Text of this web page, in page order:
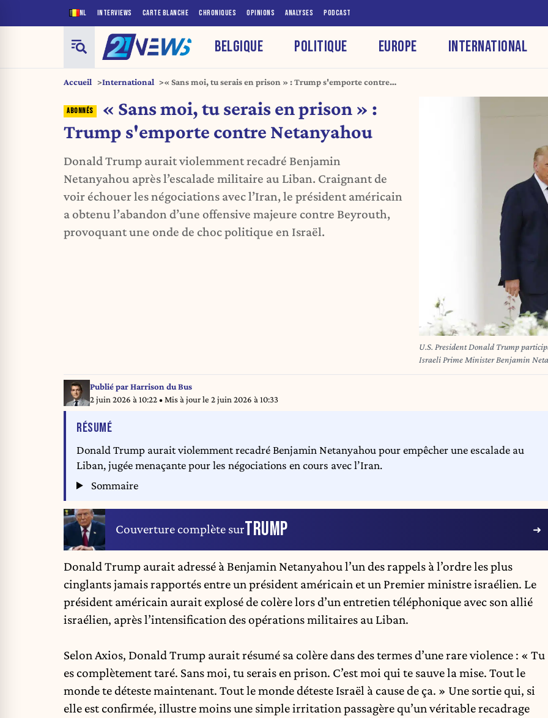
NL INTERVIEWS CARTE BLANCHE CHRONIQUES OPINIONS ANALYSES PODCAST
BELGIQUE POLITIQUE EUROPE INTERNATIONAL
Accueil International
« Sans moi, tu serais en prison » : Trump s'emporte contre
« Sans moi, tu serais en prison » :
Trump s'emporte contre Netanyahou
Donald Trump aurait violemment recadré Benjamin
Netanyahou après l’escalade militaire au Liban. Craignant de
voir échouer les négociations avec l’Iran, le président américain
a obtenu l’abandon d’une offensive majeure contre Beyrouth,
provoquant une onde de choc politique en Israël.
U.S. President Donald Trump
Israeli Prime Minister Benjamin
International Cooperation, Sheikh
Publié parHarrison du Bus
2 juin 2026 à 10:22• Mis à jour le 2 juin 2026 à 10:33
RÉSUMÉDE L'ARTICLE
Donald Trump aurait violemment recadré Benjamin Netanyahou pour empêcher une escalade au
Liban, jugée menaçante pour les négociations en cours avec l’Iran.
Sommaire
Couverture complète surTRUMP
Donald Trump aurait adressé à Benjamin Netanyahoul’un des rappels à l’ordre les plus
cinglants jamais rapportés entre un président américain et un Premier ministre israélien. Le
président américain auraitexplosé de colèrelors d’un entretien téléphonique avec son allié
israélien, après l’intensification des opérations militaires au Liban.
Selon Axios, Donald Trump aurait résumé sa colère dans des termes d’une rare violence : « Tu
es complètement taré. Sans moi, tu serais en prison. C’est moi qui te sauve la mise. Tout le
monde te déteste maintenant. Tout le monde déteste Israël à cause de ça. » Une sortie qui, si
elle est confirmée, illustre moins une simple irritation passagère qu’un véritable recadrage